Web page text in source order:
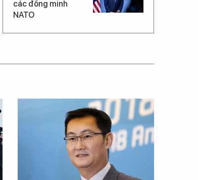
các đồng minh
NATO